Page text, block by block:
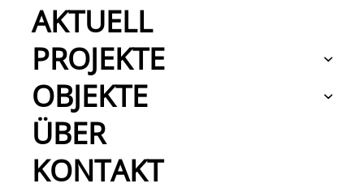
AKTUELL
PROJEKTE
OBJEKTE
ÜBER
KONTAKT